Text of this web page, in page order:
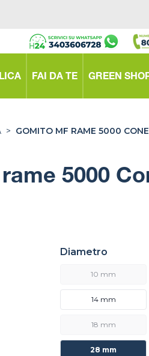
FAI DA TE GREEN
> GOMITO MF RAME 5000
5000
Diametro
10 mm
14 mm
18 mm
28 mm